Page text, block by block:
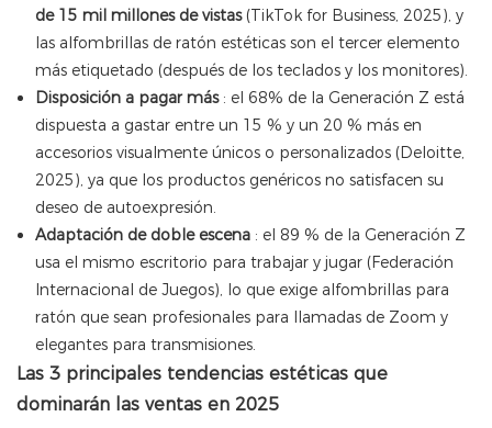
de 15 mil millones de vistas(TikTok for Business, 2025), y
las alfombrillas de ratón estéticas son el tercer elemento
más etiquetado (después de los teclados y los monitores).
Disposición a pagar más: el 68% de la Generación Z está
dispuesta a gastar entre un 15 % y un 20 % más en
accesorios visualmente únicos o personalizados (Deloitte,
2025), ya que los productos genéricos no satisfacen su
deseo de autoexpresión.
Adaptación de doble escena: el 89 % de la Generación Z
usa el mismo escritorio para trabajar y jugar (Federación
Internacional de Juegos), lo que exige alfombrillas para
ratón que sean profesionales para llamadas de Zoom y
elegantes para transmisiones.
Las 3 principales tendencias estéticas que
dominarán las ventas en 2025